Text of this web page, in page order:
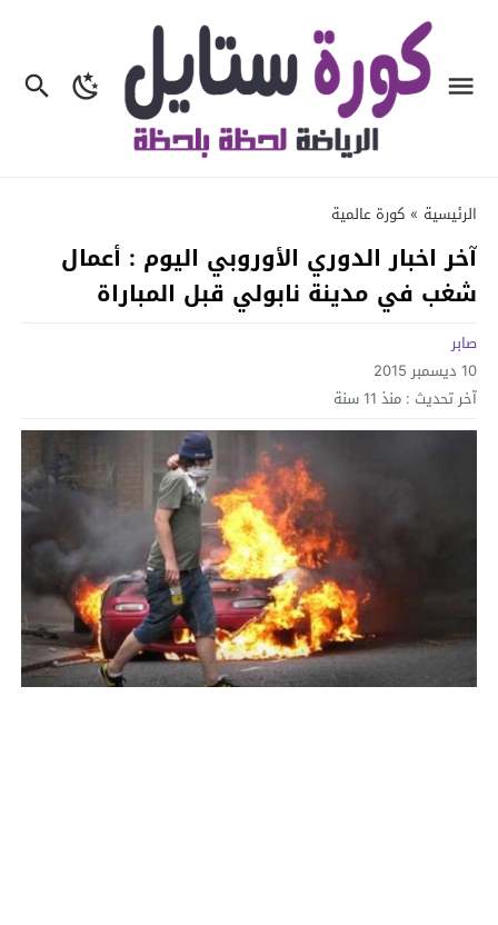
الرئيسية » كورة عالمية
آخر اخبار الدوري الأوروبي اليوم : أعمال
شغب في مدينة نابولي قبل المباراة
صابر
10 ديسمبر 2015
آخر تحديث : منذ 11 سنة